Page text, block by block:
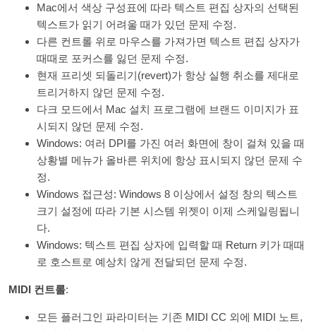
Mac에서 색상 구성표에 따라 텍스트 편집 상자의 선택된
텍스트가 읽기 어려울 때가 있던 문제 수정.
다른 컨트롤 위로 마우스를 가져가면 텍스트 편집 상자가
때때로 포커스를 잃던 문제 수정.
현재 프리셋 되돌리기(revert)가 항상 실행 취소를 제대로
트리거하지 않던 문제 수정.
다크 모드에서 Mac 설치 프로그램에 브랜드 이미지가 표
시되지 않던 문제 수정.
Windows: 여러 DPI를 가진 여러 화면에 창이 걸쳐 있을 때
상황별 메뉴가 올바른 위치에 항상 표시되지 않던 문제 수
정.
Windows 접근성: Windows 8 이상에서 설정 창의 텍스트
크기 설정에 따라 기본 시스템 위젯이 이제 스케일링됩니
다.
Windows: 텍스트 편집 상자에 입력할 때 Return 키가 때때
로 호스트로 예상치 않게 전달되던 문제 수정.
MIDI 컨트롤:
모든 플러그인 파라미터는 기존 MIDI CC 외에 MIDI 노트,